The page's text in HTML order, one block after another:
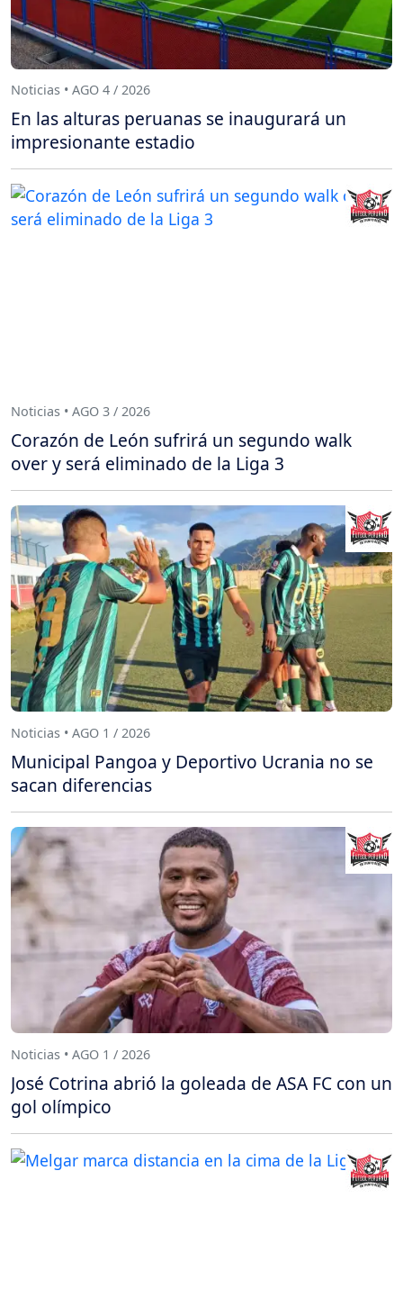
Noticias • AGO 4 / 2026
En las alturas peruanas se inaugurará un
impresionante estadio
Noticias • AGO 3 / 2026
Corazón de León sufrirá un segundo walk
over y será eliminado de la Liga 3
Noticias • AGO 1 / 2026
Municipal Pangoa y Deportivo Ucrania no se
sacan diferencias
Noticias • AGO 1 / 2026
José Cotrina abrió la goleada de ASA FC con un
gol olímpico